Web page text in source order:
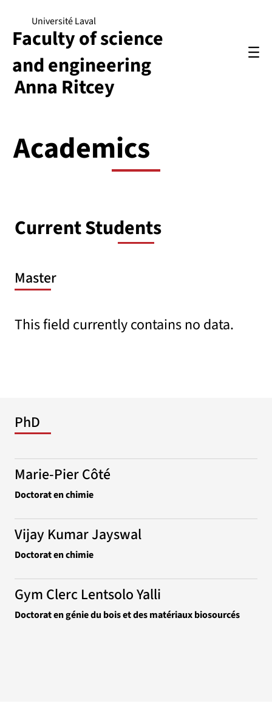
Anna Ritcey
Université Laval
Faculty of science
and engineering
Academics
Current Students
Master
This field currently contains no data.
PhD
Marie-Pier Côté
Doctorat en chimie
Vijay Kumar Jayswal
Doctorat en chimie
Gym Clerc Lentsolo Yalli
Doctorat en génie du bois et des matériaux biosourcés